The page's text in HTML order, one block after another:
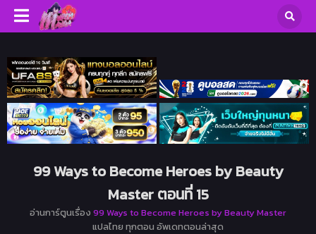
99 Ways to Become Heroes by Beauty
Master ตอนที่ 15
อ่านการ์ตูนเรื่อง 99 Ways to Become Heroes by Beauty Master
แปลไทย ทุกตอน อัพเดทตอนล่าสุด